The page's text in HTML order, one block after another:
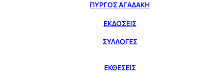
ΠΥΡΓΟΣ ΑΓΑΔΑΚΗ
ΕΚΔΟΣΕΙΣ
ΣΥΛΛΟΓΕΣ
ΕΚΘΕΣΕΙΣ